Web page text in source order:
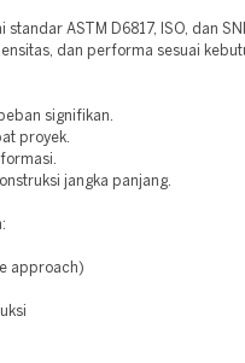
ASTM D6817, ISO, dan
dan performa sesuai
signifikan.
proyek.
jangka panjang.
approach)